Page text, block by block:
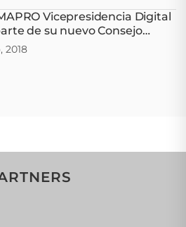
Vicepresidencia Digital
de su nuevo Consejo
2018